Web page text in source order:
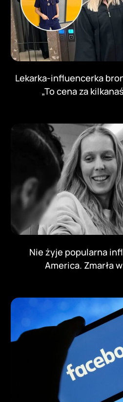
Lekarka-influencerka
„To cena za
Nie żyje popularna
America. Zmarła